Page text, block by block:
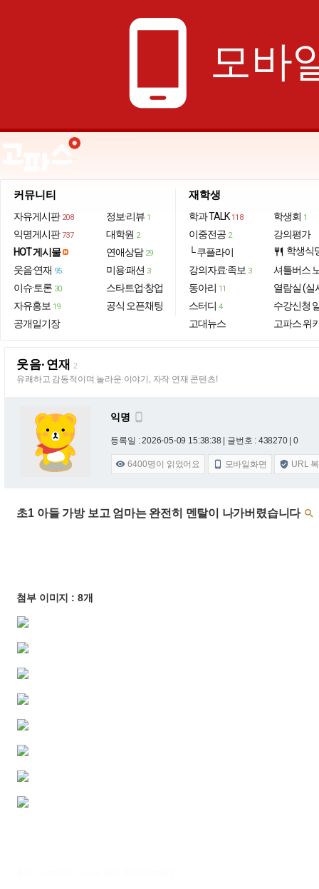
phone_android 모바
커뮤니티
자유게시판 208
익명게시판 737
HOT 게시물
웃음·연재 95
이슈·토론 30
자유홍보 19
공개일기장
정보·리뷰 1
대학원 2
연애상담 29
미용·패션 3
스타트업·창업
공식 오픈채팅
재학생
학과 TALK 118
이중전공 2
└ 쿠플라이
강의자료·족보 3
동아리 11
스터디 4
고대뉴스
학생회 1
강의평가
restaurant 학생식
셔틀버스
열람실 (실
수강신청
고파스 위
웃음·연재 2
유쾌하고 감동적이며 놀라운 이야기, 자작 연재 콘텐츠!
익명 
등록일 : 2026-05-09 15:38:38 | 글번호 : 438270 | 0
 6400명이 읽었어요  모바일화면  URL
초1 아들 가방 보고 엄마는 완전히 멘탈이 나가버렸습니다 
첨부 이미지 : 8개